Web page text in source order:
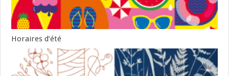
Horaires d’été